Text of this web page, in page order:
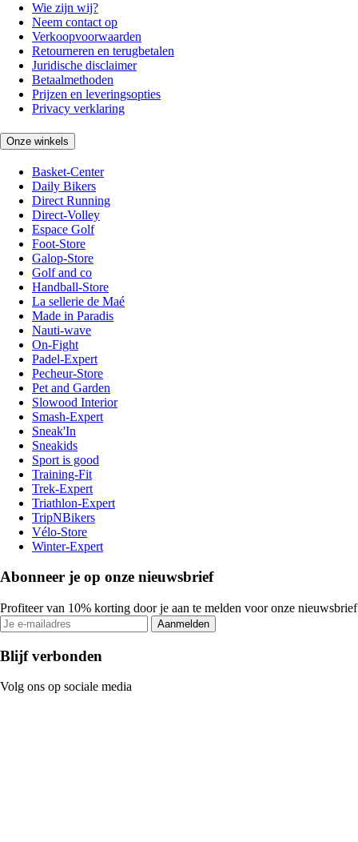
Wie zijn wij?
Neem contact op
Verkoopvoorwaarden
Retourneren en terugbetalen
Juridische disclaimer
Betaalmethoden
Prijzen en leveringsopties
Privacy verklaring
Onze winkels
Basket-Center
Daily Bikers
Direct Running
Direct-Volley
Espace Golf
Foot-Store
Galop-Store
Golf and co
Handball-Store
La sellerie de Maé
Made in Paradis
Nauti-wave
On-Fight
Padel-Expert
Pecheur-Store
Pet and Garden
Slowood Interior
Smash-Expert
Sneak'In
Sneakids
Sport is good
Training-Fit
Trek-Expert
Triathlon-Expert
TripNBikers
Vélo-Store
Winter-Expert
Abonneer je op onze nieuwsbrief
Profiteer van 10% korting door je aan te melden voor onze nieuwsbrief
Aanmelden
Blijf verbonden
Volg ons op sociale media